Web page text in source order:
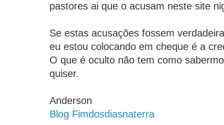
pastores ai que o acusam neste site
Se estas acusações fossem
eu estou colocando em cheque é a
O que é oculto não tem como
quiser.
Anderson
Blog Fimdosdiasnaterra